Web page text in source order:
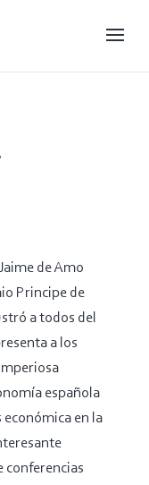
de Amo
Principe de
a todos del
a los
española
en la
conferencias